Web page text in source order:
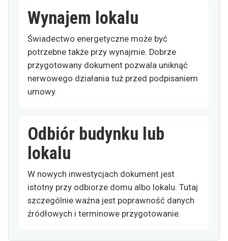
Wynajem lokalu
Świadectwo energetyczne może być
potrzebne także przy wynajmie. Dobrze
przygotowany dokument pozwala uniknąć
nerwowego działania tuż przed podpisaniem
umowy.
Odbiór budynku lub
lokalu
W nowych inwestycjach dokument jest
istotny przy odbiorze domu albo lokalu. Tutaj
szczególnie ważna jest poprawność danych
źródłowych i terminowe przygotowanie.